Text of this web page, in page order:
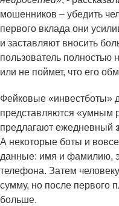
мошенников – убедить
первого вклада они
и заставляют вносить
пользователь полностью
или не поймет, что его
Фейковые «инвестботы»
представляются «умным
предлагают ежедневный
А некоторые боты и вовсе
данные: имя и фамилию,
телефона. Затем
сумму, но после первого
больше.